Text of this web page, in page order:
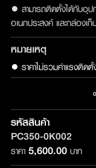
● สามารถติดตั้งได้กับอุป
อเนกประสงค์ และกล่องเ
หมายเหตุ
● ราคาไม่รวมค่าแรงติดตั้
รหัสสินค้า
PC350-0K002
ราคา 5,600.00บาท